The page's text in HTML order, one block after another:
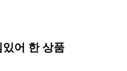
어 한 상품